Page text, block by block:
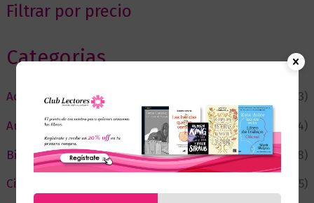
Filtrar por precio
Categorias
Actualidad
(53)
Autor del Mes
(4)
Bienestar
(228)
Ciencia y Conocimiento
(75)